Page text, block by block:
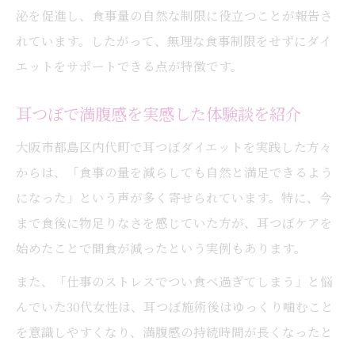
泌を促進し、食事量の自然な制限に役立つことが報告さ
れています。したがって、無理な食事制限をせずにダイ
エットをサポートできる点が特徴です。
耳つぼで満腹感を実感した体験談を紹介
大阪市都島区内代町で耳つぼダイエットを実践した方々
からは、「食事の量を減らしても自然と満足できるよう
になった」という声が多く寄せられています。特に、今
まで食後に物足りなさを感じていた方が、耳つぼケアを
始めたことで間食が減ったという実例もあります。
また、「仕事のストレスでつい食べ過ぎてしまう」と悩
んでいた30代女性は、耳つぼ施術後はゆっくり噛むこと
を意識しやすくなり、満腹感の持続時間が長くなったと